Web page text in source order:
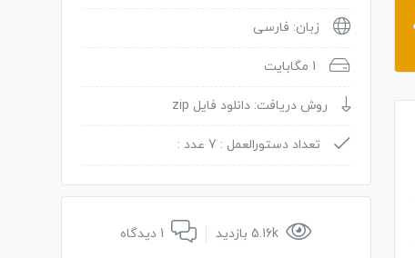
زبان: فارسی
1 مگابایت
روش دریافت: دانلود فایل zip
تعداد دستورالعمل : 7 عدد :